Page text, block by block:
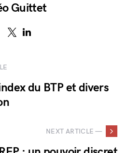
Guittet
du BTP et divers
NEXT ARTICLE —